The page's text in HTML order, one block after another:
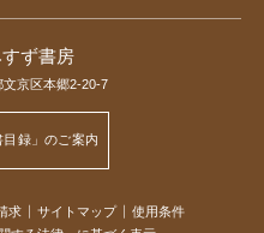
ず書房
京区本郷2-20-7
目録」のご案内
求 サイトマップ
使用条件